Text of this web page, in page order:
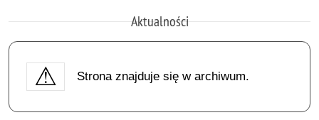
Aktualności
Strona znajduje się w archiwum.